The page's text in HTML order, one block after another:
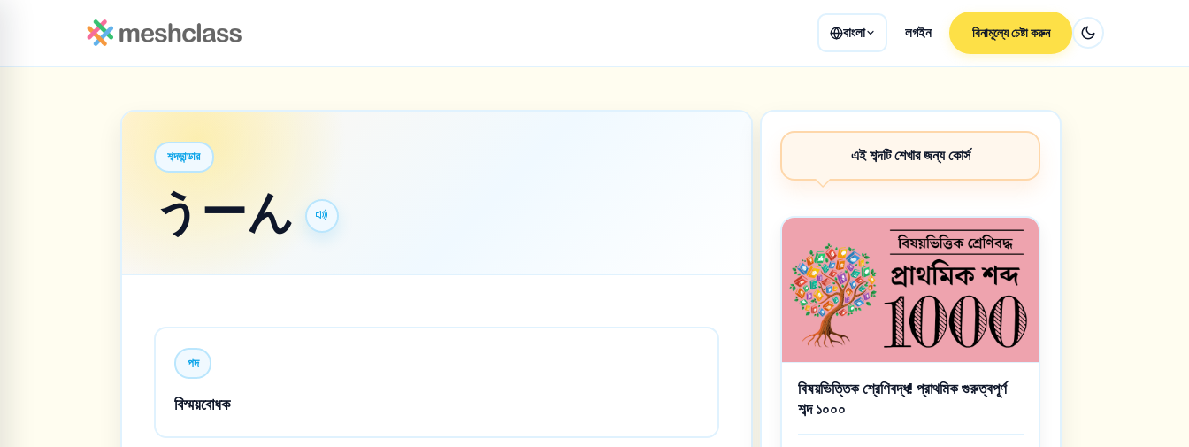
বাংলা লগইন বিনামূল্যে চেষ্টা করুন
শব্দভান্ডার
うーん
পদ
বিস্ময়বোধক
এই শব্দটি শেখার জন্য কোর্স
বিষয়ভিত্তিক শ্রেণিবদ্ধ! প্রাথমিক গুরুত্বপূর্ণ
শব্দ ১০০০